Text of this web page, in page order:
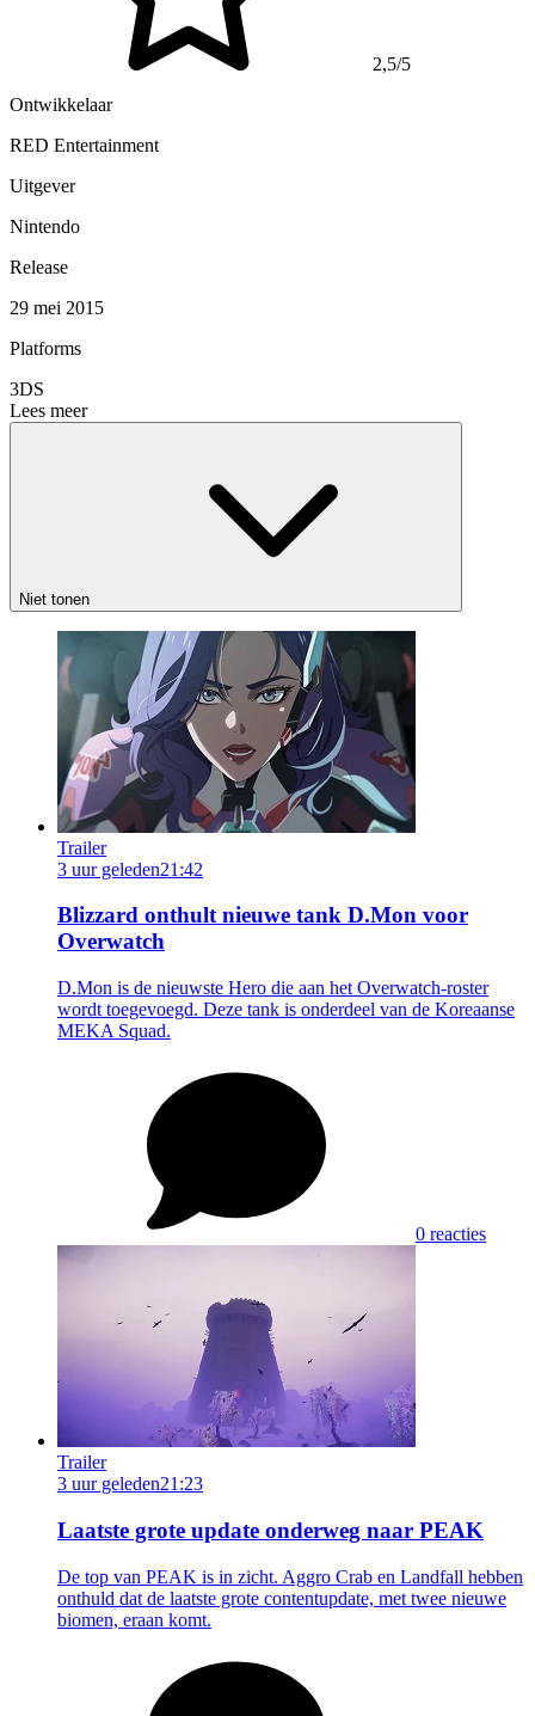
2,5/5
Ontwikkelaar
RED Entertainment
Uitgever
Nintendo
Release
29 mei 2015
Platforms
3DS
Lees meer
Niet tonen
Trailer
3 uur geleden21:42
Blizzard onthult nieuwe tank D.Mon voor
Overwatch
D.Mon is de nieuwste Hero die aan het Overwatch-roster
wordt toegevoegd. Deze tank is onderdeel van de Koreaanse
MEKA Squad.
0 reacties
Trailer
3 uur geleden21:23
Laatste grote update onderweg naar PEAK
De top van PEAK is in zicht. Aggro Crab en Landfall hebben
onthuld dat de laatste grote contentupdate, met twee nieuwe
biomen, eraan komt.